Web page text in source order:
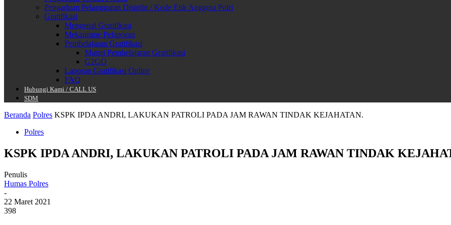
Pengaduan Pelanggaran Disiplin / Kode Etik Anggota Polri
Gratifikasi
Mengenal Gratifikasi
Mekanisme Pelaporan
Pembelajaran Gratifikasi
Materi Pembelajaran Gratifikasi
G2GO
Laporan Gratifikasi Online
FAQ
Hubungi Kami / CALL US
SDM
Beranda Polres KSPK IPDA ANDRI, LAKUKAN PATROLI PADA JAM RAWAN TINDAK KEJAHATAN.
Polres
KSPK IPDA ANDRI, LAKUKAN PATROLI PADA JAM RAWAN TINDAK
Penulis
Humas Polres
-
22 Maret 2021
398